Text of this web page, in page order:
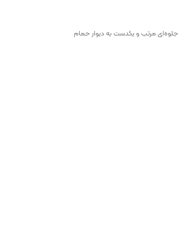
جلوه‌ای مرتب و یکدست به دیوار حمام